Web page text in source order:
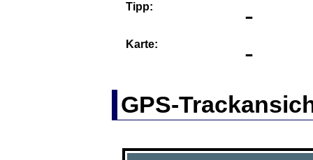
Tipp: -
Karte: -
GPS-